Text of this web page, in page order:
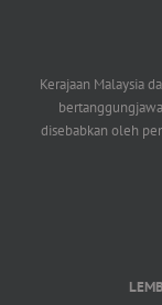
Kerajaan Malaysia
disebabkan oleh